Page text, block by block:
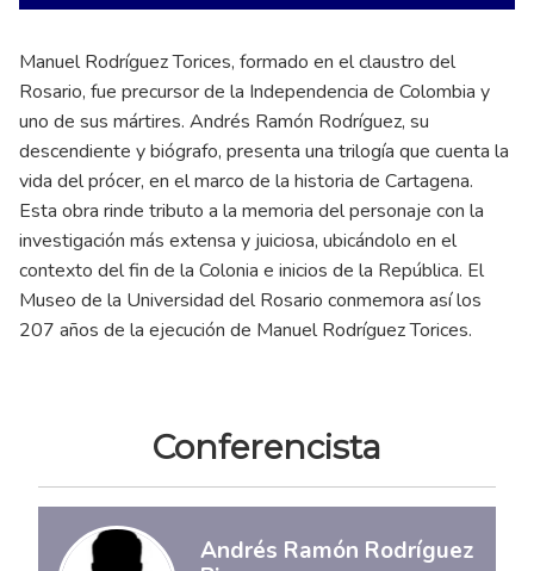
Manuel Rodríguez Torices, formado en el claustro del
Rosario, fue precursor de la Independencia de Colombia y
uno de sus mártires. Andrés Ramón Rodríguez, su
descendiente y biógrafo, presenta una trilogía que cuenta la
vida del prócer, en el marco de la historia de Cartagena.
Esta obra rinde tributo a la memoria del personaje con la
investigación más extensa y juiciosa, ubicándolo en el
contexto del fin de la Colonia e inicios de la República. El
Museo de la Universidad del Rosario conmemora así los
207 años de la ejecución de Manuel Rodríguez Torices.
Conferencista
Andrés Ramón Rodríguez